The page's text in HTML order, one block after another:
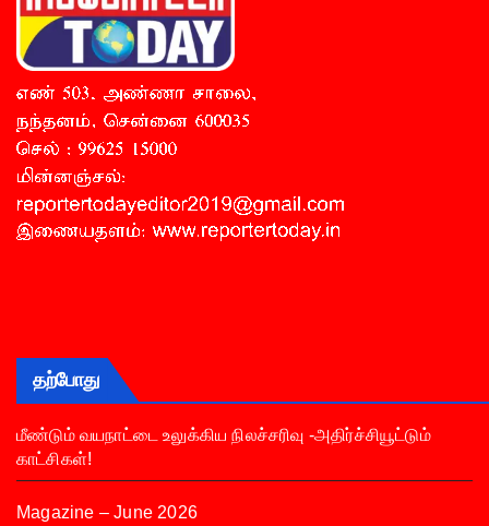
தற்போது
மீண்டும் வயநாட்டை உலுக்கிய நிலச்சரிவு -அதிர்ச்சியூட்டும்
காட்சிகள்!
Magazine – June 2026